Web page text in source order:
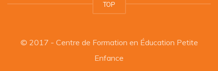
TOP
© 2017 - Centre de Formation en Éducation Petite
Enfance